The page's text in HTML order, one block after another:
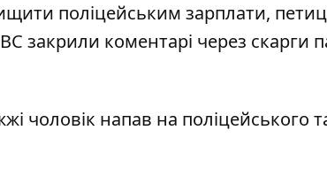
поліцейським зарплати,
закрили коментарі через скарги
чоловік напав на поліцейського